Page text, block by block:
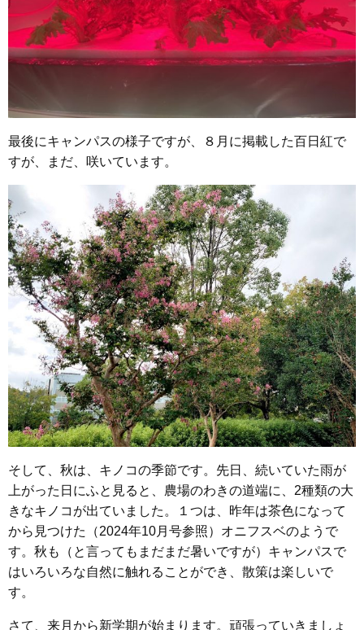
最後にキャンパスの様子ですが、８月に掲載した百日紅で
すが、まだ、咲いています。
そして、秋は、キノコの季節です。先日、続いていた雨が
上がった日にふと見ると、農場のわきの道端に、2種類の大
きなキノコが出ていました。１つは、昨年は茶色になって
から見つけた（2024年10月号参照）オニフスベのようで
す。秋も（と言ってもまだまだ暑いですが）キャンパスで
はいろいろな自然に触れることができ、散策は楽しいで
す。
さて、来月から新学期が始まります。頑張っていきましょ